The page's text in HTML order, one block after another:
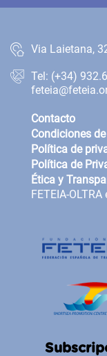
Via Laietana,
Tel: (+34)
Contacto
Condiciones
Política de
Política de
Ética y
FETEIA-